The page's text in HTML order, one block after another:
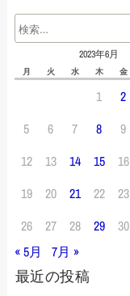
2023年6月
月 火 水 木 金
1 2
5
6 7 8 9
12
13 14 15 16
19
20 21 22 23
26
27 28 29
30
« 5月
7月 »
最近の投稿